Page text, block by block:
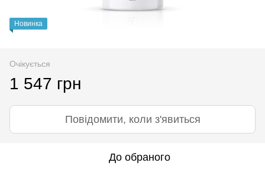
Новинка
Очікується
1 547 грн
Повідомити, коли з'явиться
До обраного